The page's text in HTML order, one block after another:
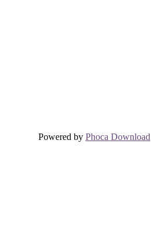
Powered by Phoca Download